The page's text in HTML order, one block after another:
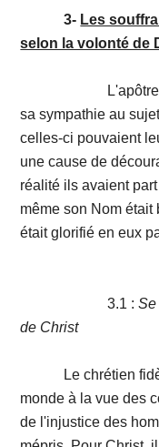
3- Les
selon la volonté de
L'apôtre
sa sympathie au
celles-ci pouvaient
une cause de
réalité ils avaient
même son Nom était
était glorifié en eux
3.1 :Se
de Christ
Le chrétien
monde à la vue des
de l'injustice des